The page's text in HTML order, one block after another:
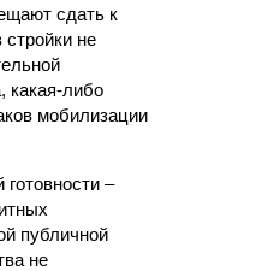
сдать к
стройки не
какая-либо
мобилизации
–
публичной
не